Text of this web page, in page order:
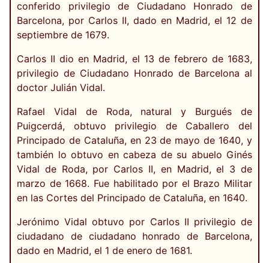
conferido privilegio de Ciudadano Honrado de
Barcelona, por Carlos II, dado en Madrid, el 12 de
septiembre de 1679.
Carlos II dio en Madrid, el 13 de febrero de 1683,
privilegio de Ciudadano Honrado de Barcelona al
doctor Julián Vidal.
Rafael Vidal de Roda, natural y Burgués de
Puigcerdá, obtuvo privilegio de Caballero del
Principado de Cataluña, en 23 de mayo de 1640, y
también lo obtuvo en cabeza de su abuelo Ginés
Vidal de Roda, por Carlos II, en Madrid, el 3 de
marzo de 1668. Fue habilitado por el Brazo Militar
en las Cortes del Principado de Cataluña, en 1640.
Jerónimo Vidal obtuvo por Carlos II privilegio de
ciudadano de ciudadano honrado de Barcelona,
dado en Madrid, el 1 de enero de 1681.